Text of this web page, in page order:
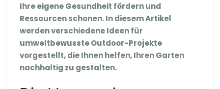
Ihre eigene Gesundheit fördern und
Ressourcen schonen. In diesem Artikel
werden verschiedene Ideen für
umweltbewusste Outdoor-Projekte
vorgestellt, die Ihnen helfen, Ihren Garten
nachhaltig zu gestalten.